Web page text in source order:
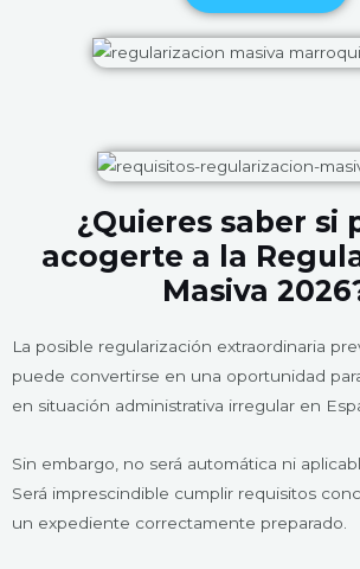
¿Quieres saber si
acogerte a la
Masiva
La posible regularización extraordinaria
puede convertirse en una oportunidad
en situación administrativa irregular en
Sin embargo, no será automática ni
Será imprescindible cumplir requisitos
un expediente correctamente preparado.